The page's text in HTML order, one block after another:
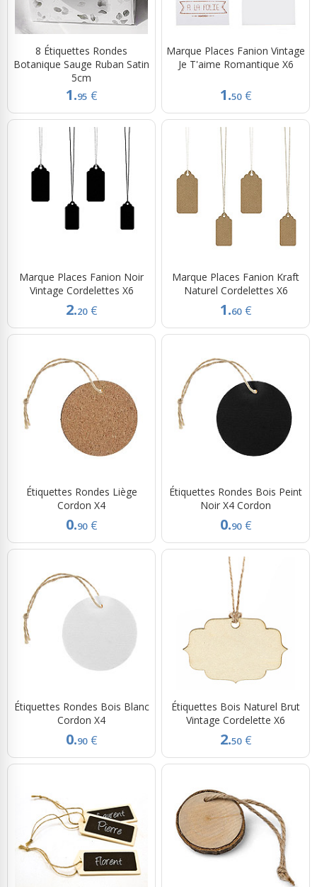
8 Étiquettes Rondes
Botanique Sauge Ruban Satin
5cm
1.95 €
Marque Places Fanion Vintage
Je T'aime Romantique X6
1.50 €
Marque Places Fanion Noir
Vintage Cordelettes X6
2.20 €
Marque Places Fanion Kraft
Naturel Cordelettes X6
1.60 €
Étiquettes Rondes Liège
Cordon X4
0.90 €
Étiquettes Rondes Bois Peint
Noir X4 Cordon
0.90 €
Étiquettes Rondes Bois Blanc
Cordon X4
0.90 €
Étiquettes Bois Naturel Brut
Vintage Cordelette X6
2.50 €